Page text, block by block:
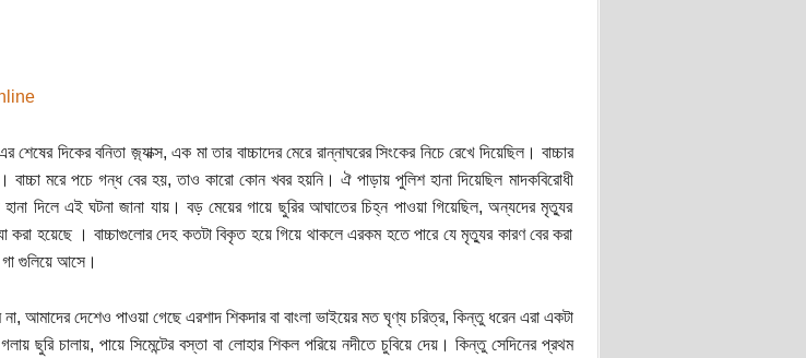
দিকের বনিতা জ়্যাক্স, এক মা তার বাচ্চাদের মেরে রান্নাঘরের সিংকের নিচে রেখে দিয়েছিল। বাচ্চার
মরে পচে গন্ধ বের হয়, তাও কারো কোন খবর হয়নি। ঐ পাড়ায় পুলিশ হানা দিয়েছিল মাদকবিরোধী
দিলে এই ঘটনা জানা যায়। বড় মেয়ের গায়ে ছুরির আঘাতের চিহ্ন পাওয়া গিয়েছিল, অন্যদের মৃত্যুর
করা হয়েছে । বাচ্চাগুলোর দেহ কতটা বিকৃত হয়ে গিয়ে থাকলে এরকম হতে পারে যে মৃত্যুর কারণ বের করা
গা গুলিয়ে আসে।
আমাদের দেশেও পাওয়া গেছে এরশাদ শিকদার বা বাংলা ভাইয়ের মত ঘৃণ্য চরিত্র, কিন্তু ধরেন এরা একটা
ছুরি চালায়, পায়ে সিমেন্টের বস্তা বা লোহার শিকল পরিয়ে নদীতে চুবিয়ে দেয়। কিন্তু সেদিনের প্রথম